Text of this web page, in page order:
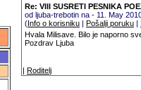
Re: VIII SUSRETI PESNIKA
od ljuba-trebotin na - 11. May
(Info o korisniku | Pošalji poruku |
Hvala Milisave. Bilo je naporno
Pozdrav Ljuba
| Roditelj